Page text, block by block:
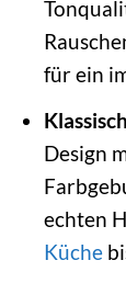
für ein
Design
echten
Küche